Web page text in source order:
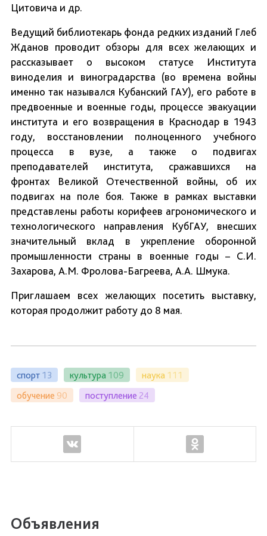
Цитовича и др.
Ведущий библиотекарь фонда редких изданий Глеб
Жданов проводит обзоры для всех желающих и
рассказывает о высоком статусе Института
виноделия и виноградарства (во времена войны
именно так назывался Кубанский ГАУ), его работе в
предвоенные и военные годы, процессе эвакуации
института и его возвращения в Краснодар в 1943
году, восстановлении полноценного учебного
процесса в вузе, а также о подвигах
преподавателей института, сражавшихся на
фронтах Великой Отечественной войны, об их
подвигах на поле боя. Также в рамках выставки
представлены работы корифеев агрономического и
технологического направления КубГАУ, внесших
значительный вклад в укрепление оборонной
промышленности страны в военные годы – С.И.
Захарова, А.М. Фролова-Багреева, А.А. Шмука.
Приглашаем всех желающих посетить выставку,
которая продолжит работу до 8 мая.
спорт 13 культура 109 наука 111
обучение 90 поступление 24
Объявления